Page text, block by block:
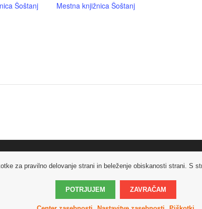
Šoštanj
Mestna knjižnica Šoštanj
za pravilno delovanje strani in beleženje obiskanosti strani. S
POTRJUJEM ZAVRAČAM